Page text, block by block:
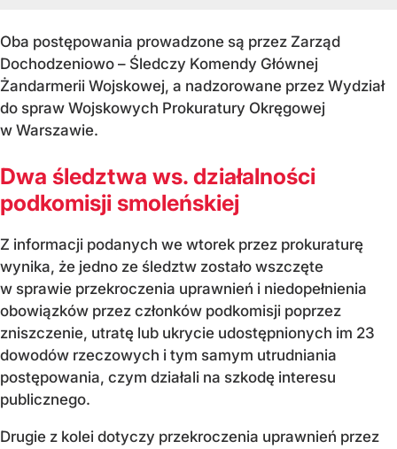
Oba postępowania prowadzone są przez Zarząd
Dochodzeniowo – Śledczy Komendy Głównej
Żandarmerii Wojskowej, a nadzorowane przez Wydział
do spraw Wojskowych Prokuratury Okręgowej
w Warszawie.
Dwa śledztwa ws. działalności
podkomisji smoleńskiej
Z informacji podanych we wtorek przez prokuraturę
wynika, że jedno ze śledztw zostało wszczęte
w sprawie przekroczenia uprawnień i niedopełnienia
obowiązków przez członków podkomisji poprzez
zniszczenie, utratę lub ukrycie udostępnionych im 23
dowodów rzeczowych i tym samym utrudniania
postępowania, czym działali na szkodę interesu
publicznego.
Drugie z kolei dotyczy przekroczenia uprawnień przez